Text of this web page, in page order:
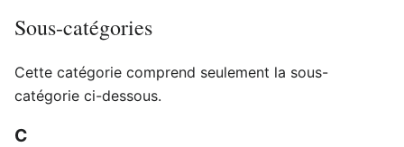
Sous-catégories
Cette catégorie comprend seulement la sous-
catégorie ci-dessous.
C